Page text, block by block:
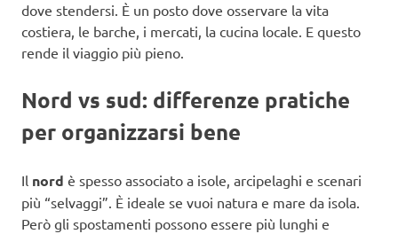
dove stendersi. È un posto dove osservare la vita
costiera, le barche, i mercati, la cucina locale. E questo
rende il viaggio più pieno.
Nord vs sud: differenze pratiche
per organizzarsi bene
Il nord è spesso associato a isole, arcipelaghi e scenari
più “selvaggi”. È ideale se vuoi natura e mare da isola.
Però gli spostamenti possono essere più lunghi e